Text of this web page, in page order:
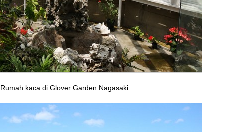
Rumah kaca di Glover Garden Nagasaki